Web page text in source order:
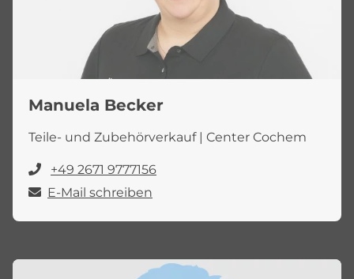
Manuela Becker
Teile- und Zubehörverkauf | Center Cochem
+49 2671 9777156
E-Mail schreiben